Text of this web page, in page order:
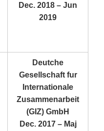
Dec. 2018 – Jun
2019
Deutche
Gesellschaft fur
Internationale
Zusammenarbeit
(GIZ) GmbH
Dec. 2017 – Maj